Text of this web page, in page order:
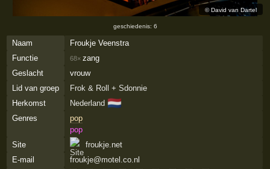
©David van Dartel
geschiedenis: 6
Naam
Froukje Veenstra
Functie
68× zang
Geslacht
vrouw
Lid van groep
Frok & Roll + Sdonnie
Herkomst
Nederland 🇳🇱
Genres
pop
pop
Site
froukje.net
E-mail
froukje@motel.co.nl